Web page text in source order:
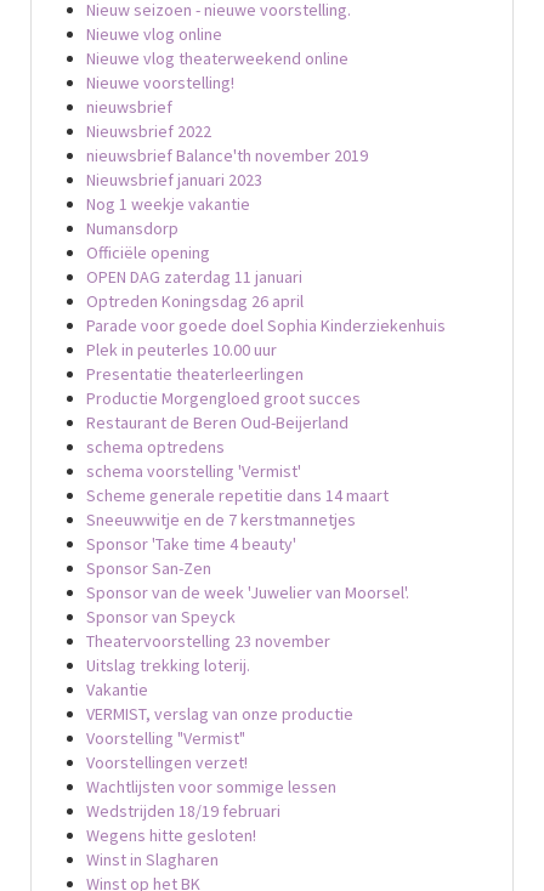
Nieuw seizoen - nieuwe voorstelling.
Nieuwe vlog online
Nieuwe vlog theaterweekend online
Nieuwe voorstelling!
nieuwsbrief
Nieuwsbrief 2022
nieuwsbrief Balance'th november 2019
Nieuwsbrief januari 2023
Nog 1 weekje vakantie
Numansdorp
Officiële opening
OPEN DAG zaterdag 11 januari
Optreden Koningsdag 26 april
Parade voor goede doel Sophia Kinderziekenhuis
Plek in peuterles 10.00 uur
Presentatie theaterleerlingen
Productie Morgengloed groot succes
Restaurant de Beren Oud-Beijerland
schema optredens
schema voorstelling 'Vermist'
Scheme generale repetitie dans 14 maart
Sneeuwwitje en de 7 kerstmannetjes
Sponsor 'Take time 4 beauty'
Sponsor San-Zen
Sponsor van de week 'Juwelier van Moorsel'.
Sponsor van Speyck
Theatervoorstelling 23 november
Uitslag trekking loterij.
Vakantie
VERMIST, verslag van onze productie
Voorstelling "Vermist"
Voorstellingen verzet!
Wachtlijsten voor sommige lessen
Wedstrijden 18/19 februari
Wegens hitte gesloten!
Winst in Slagharen
Winst op het BK